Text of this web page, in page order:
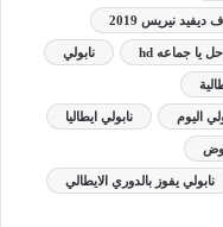
نيريس 2019
نابولي
اليوم نابولي ايطاليا
نابولي يفوز بالدوري الايطالي